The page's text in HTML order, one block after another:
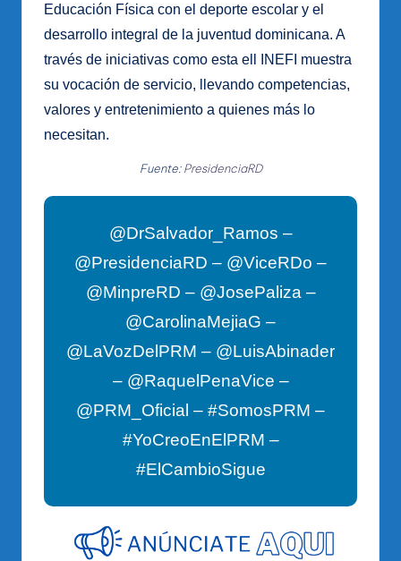
Educación Física con el deporte escolar y el
desarrollo integral de la juventud dominicana. A
través de iniciativas como esta ell INEFI muestra
su vocación de servicio, llevando competencias,
valores y entretenimiento a quienes más lo
necesitan.
Fuente:PresidenciaRD
@DrSalvador_Ramos –
@PresidenciaRD – @ViceRDo –
@MinpreRD – @JosePaliza –
@CarolinaMejiaG –
@LaVozDelPRM – @LuisAbinader
– @RaquelPenaVice –
@PRM_Oficial – #SomosPRM –
#YoCreoEnElPRM –
#ElCambioSigue